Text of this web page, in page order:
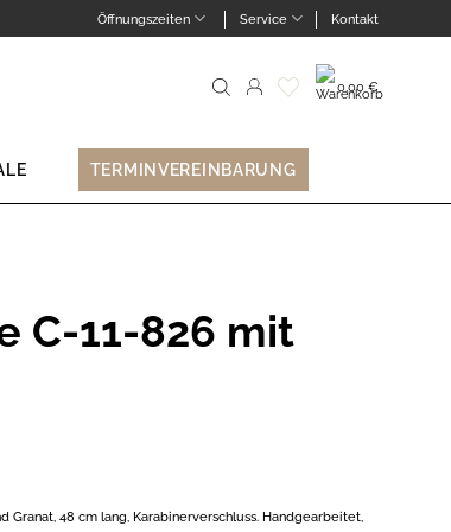
Öffnungszeiten Service Kontakt
Suche
0,00€
TERMINVEREINBARUNG
C-11-826 mit
48 cm lang, Karabinerverschluss. Handgearbeitet,